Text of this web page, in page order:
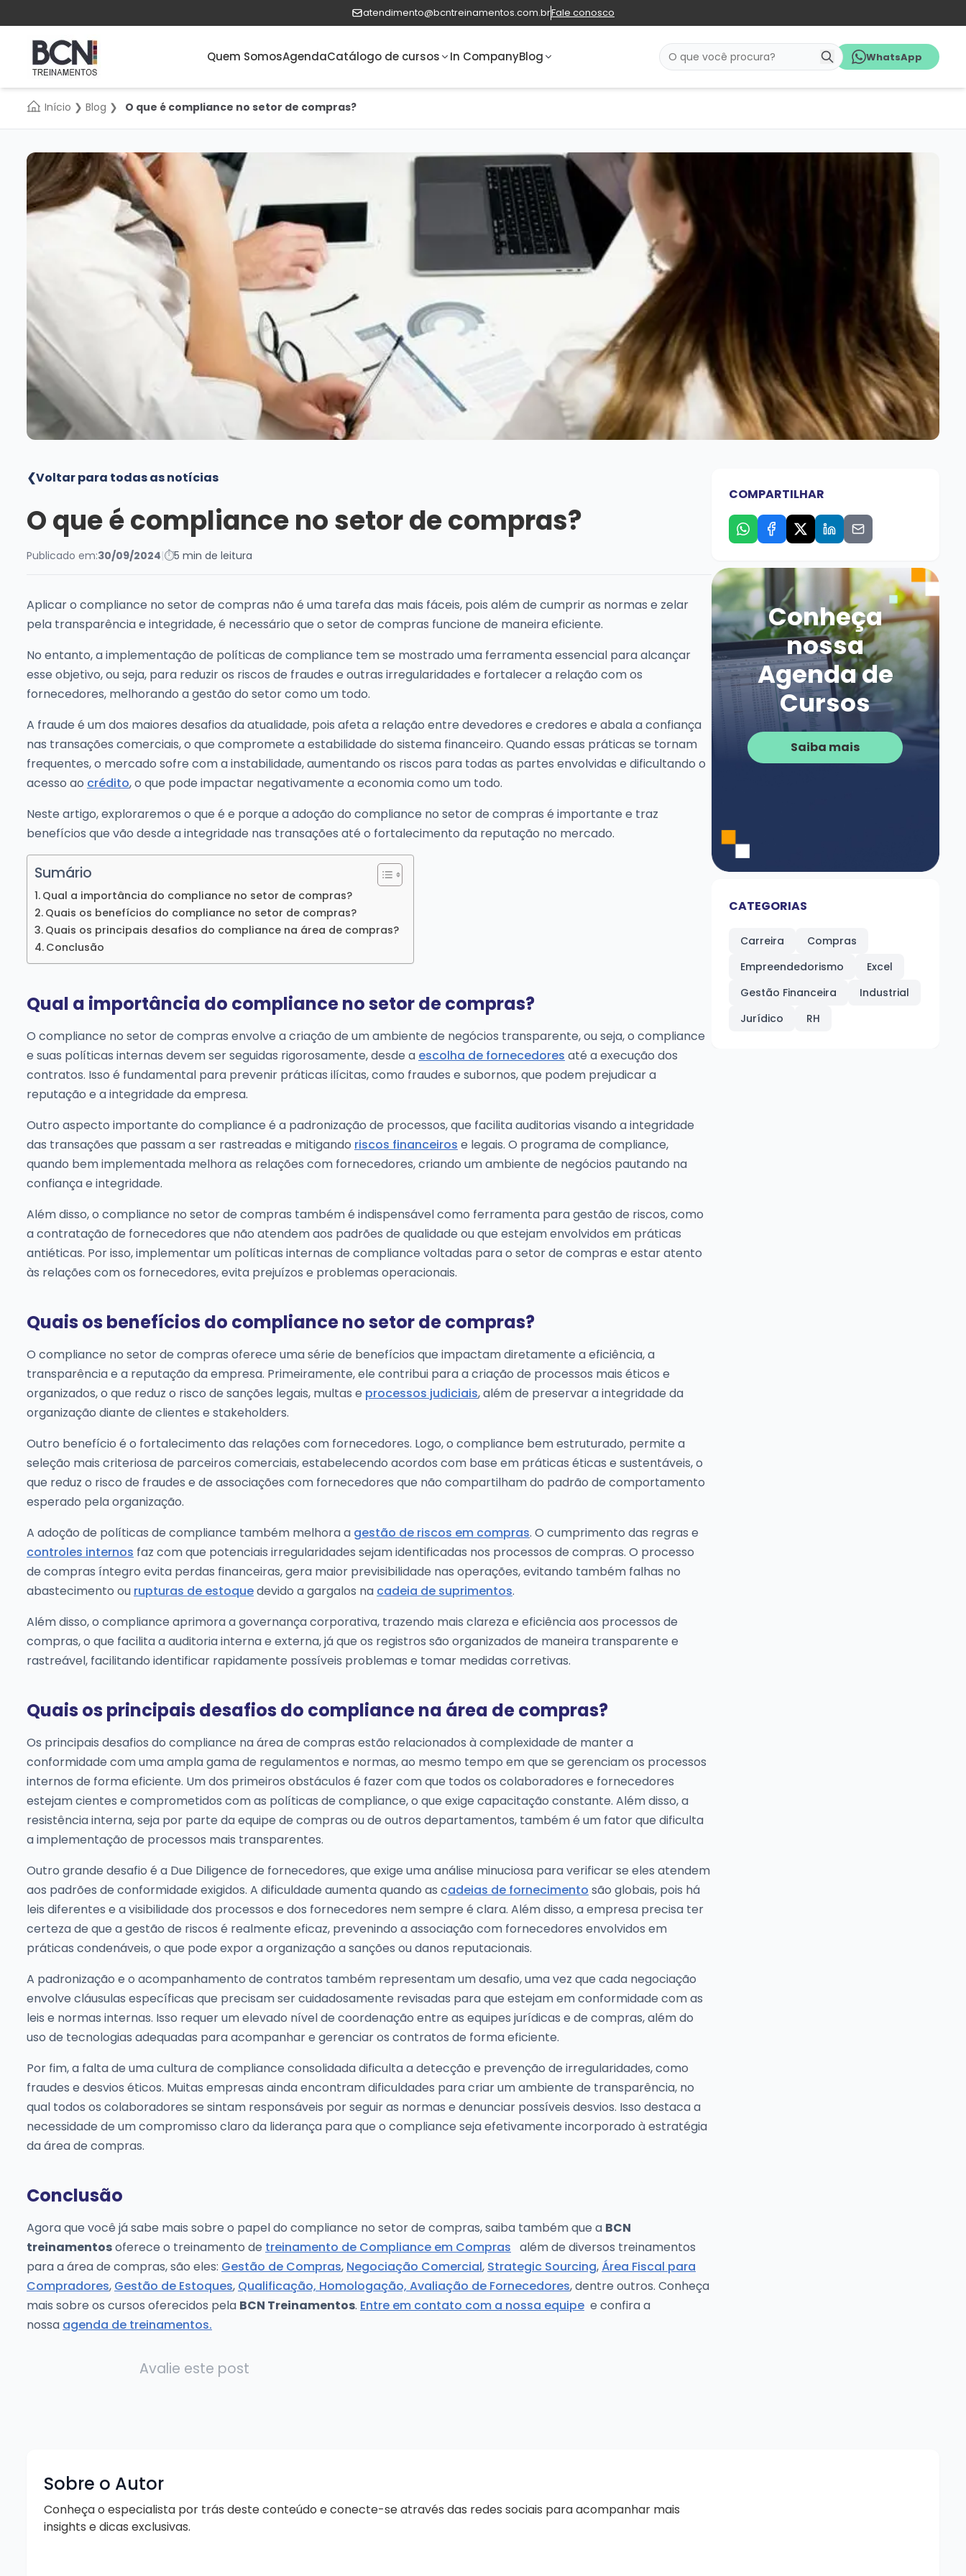
atendimento@bcntreinamentos.com.brFale conosco
Quem SomosAgendaCatálogo de cursos In CompanyBlog Pesquisar WhatsApp
Início ❯ Blog ❯ O que é compliance no setor de compras?
❮Voltar para todas as notícias
O que é compliance no setor de compras?
Publicado em:30/09/2024|⏱5 min de leitura
Aplicar o compliance no setor de compras não é uma tarefa das mais fáceis, pois além de cumprir as normas e zelar
pela transparência e integridade, é necessário que o setor de compras funcione de maneira eficiente.
No entanto, a implementação de políticas de compliance tem se mostrado uma ferramenta essencial para alcançar
esse objetivo, ou seja, para reduzir os riscos de fraudes e outras irregularidades e fortalecer a relação com os
fornecedores, melhorando a gestão do setor como um todo.
A fraude é um dos maiores desafios da atualidade, pois afeta a relação entre devedores e credores e abala a confiança
nas transações comerciais, o que compromete a estabilidade do sistema financeiro. Quando essas práticas se tornam
frequentes, o mercado sofre com a instabilidade, aumentando os riscos para todas as partes envolvidas e dificultando o
acesso ao crédito, o que pode impactar negativamente a economia como um todo.
Neste artigo, exploraremos o que é e porque a adoção do compliance no setor de compras é importante e traz
benefícios que vão desde a integridade nas transações até o fortalecimento da reputação no mercado.
Sumário
Qual a importância do compliance no setor de compras?
Quais os benefícios do compliance no setor de compras?
Quais os principais desafios do compliance na área de compras?
Conclusão
Qual a importância do compliance no setor de compras?
O compliance no setor de compras envolve a criação de um ambiente de negócios transparente, ou seja, o compliance
e suas políticas internas devem ser seguidas rigorosamente, desde a escolha de fornecedores até a execução dos
contratos. Isso é fundamental para prevenir práticas ilícitas, como fraudes e subornos, que podem prejudicar a
reputação e a integridade da empresa.
Outro aspecto importante do compliance é a padronização de processos, que facilita auditorias visando a integridade
das transações que passam a ser rastreadas e mitigando riscos financeiros e legais. O programa de compliance,
quando bem implementada melhora as relações com fornecedores, criando um ambiente de negócios pautando na
confiança e integridade.
Além disso, o compliance no setor de compras também é indispensável como ferramenta para gestão de riscos, como
a contratação de fornecedores que não atendem aos padrões de qualidade ou que estejam envolvidos em práticas
antiéticas. Por isso, implementar um políticas internas de compliance voltadas para o setor de compras e estar atento
às relações com os fornecedores, evita prejuízos e problemas operacionais.
Quais os benefícios do compliance no setor de compras?
O compliance no setor de compras oferece uma série de benefícios que impactam diretamente a eficiência, a
transparência e a reputação da empresa. Primeiramente, ele contribui para a criação de processos mais éticos e
organizados, o que reduz o risco de sanções legais, multas e processos judiciais, além de preservar a integridade da
organização diante de clientes e stakeholders.
Outro benefício é o fortalecimento das relações com fornecedores. Logo, o compliance bem estruturado, permite a
seleção mais criteriosa de parceiros comerciais, estabelecendo acordos com base em práticas éticas e sustentáveis, o
que reduz o risco de fraudes e de associações com fornecedores que não compartilham do padrão de comportamento
esperado pela organização.
A adoção de políticas de compliance também melhora a gestão de riscos em compras. O cumprimento das regras e
controles internos faz com que potenciais irregularidades sejam identificadas nos processos de compras. O processo
de compras íntegro evita perdas financeiras, gera maior previsibilidade nas operações, evitando também falhas no
abastecimento ou rupturas de estoquedevido a gargalos na cadeia de suprimentos.
Além disso, o compliance aprimora a governança corporativa, trazendo mais clareza e eficiência aos processos de
compras, o que facilita a auditoria interna e externa, já que os registros são organizados de maneira transparente e
rastreável, facilitando identificar rapidamente possíveis problemas e tomar medidas corretivas.
Quais os principais desafios do compliance na área de compras?
Os principais desafios do compliance na área de compras estão relacionados à complexidade de manter a
conformidade com uma ampla gama de regulamentos e normas, ao mesmo tempo em que se gerenciam os processos
internos de forma eficiente. Um dos primeiros obstáculos é fazer com que todos os colaboradores e fornecedores
estejam cientes e comprometidos com as políticas de compliance, o que exige capacitação constante. Além disso, a
resistência interna, seja por parte da equipe de compras ou de outros departamentos, também é um fator que dificulta
a implementação de processos mais transparentes.
Outro grande desafio é a Due Diligence de fornecedores, que exige uma análise minuciosa para verificar se eles atendem
aos padrões de conformidade exigidos. A dificuldade aumenta quando as cadeias de fornecimento são globais, pois há
leis diferentes e a visibilidade dos processos e dos fornecedores nem sempre é clara. Além disso, a empresa precisa ter
certeza de que a gestão de riscos é realmente eficaz, prevenindo a associação com fornecedores envolvidos em
práticas condenáveis, o que pode expor a organização a sanções ou danos reputacionais.
A padronização e o acompanhamento de contratos também representam um desafio, uma vez que cada negociação
envolve cláusulas específicas que precisam ser cuidadosamente revisadas para que estejam em conformidade com as
leis e normas internas. Isso requer um elevado nível de coordenação entre as equipes jurídicas e de compras, além do
uso de tecnologias adequadas para acompanhar e gerenciar os contratos de forma eficiente.
Por fim, a falta de uma cultura de compliance consolidada dificulta a detecção e prevenção de irregularidades, como
fraudes e desvios éticos. Muitas empresas ainda encontram dificuldades para criar um ambiente de transparência, no
qual todos os colaboradores se sintam responsáveis por seguir as normas e denunciar possíveis desvios. Isso destaca a
necessidade de um compromisso claro da liderança para que o compliance seja efetivamente incorporado à estratégia
da área de compras.
Conclusão
Agora que você já sabe mais sobre o papel do compliance no setor de compras, saiba também que a BCN
treinamentosoferece o treinamento de treinamento de Compliance em Compras além de diversos treinamentos
para a área de compras, são eles: Gestão de Compras, Negociação Comercial, Strategic Sourcing, Área Fiscal para
Compradores, Gestão de Estoques, Qualificação, Homologação, Avaliação de Fornecedores, dentre outros. Conheça
mais sobre os cursos oferecidos pela BCN Treinamentos. Entre em contato com a nossa equipe e confira a
nossa agenda de treinamentos.
Avalie este post
COMPARTILHAR
Conheça
nossa
Agenda de
Cursos
Saiba mais
CATEGORIAS
Carreira
Compras
Empreendedorismo
Excel
Gestão Financeira
Industrial
Jurídico
RH
Sobre o Autor
Conheça o especialista por trás deste conteúdo e conecte-se através das redes sociais para acompanhar mais
insights e dicas exclusivas.